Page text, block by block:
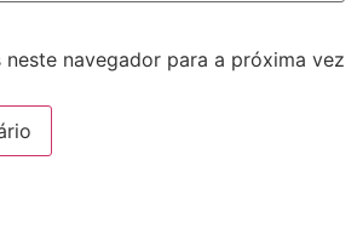
neste navegador para a próxima vez